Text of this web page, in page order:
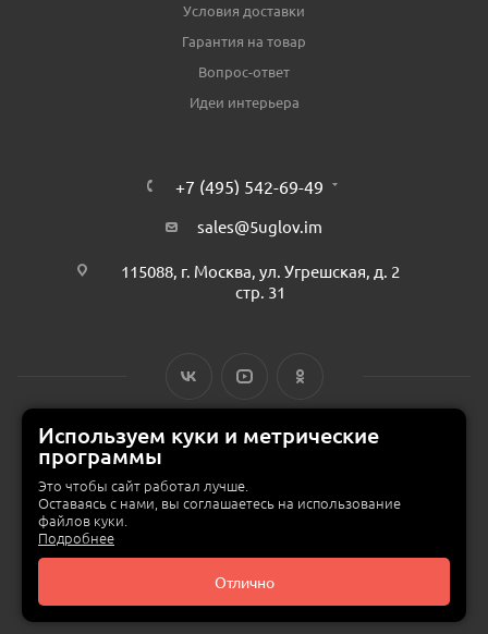
Условия доставки
Гарантия на товар
Вопрос-ответ
Идеи интерьера
+7 (495) 542-69-49
sales@5uglov.im
115088, г. Москва, ул. Угрешская, д. 2
стр. 31
© 2015 — 2026 «MEBZILLA» (ex. 5UGLOV.IM) —
мебели в Москве
Используем куки и метрические
программы
Это чтобы сайт работал лучше.
Оставаясь с нами, вы соглашаетесь на использование
файлов куки.
Подробнее
Отлично